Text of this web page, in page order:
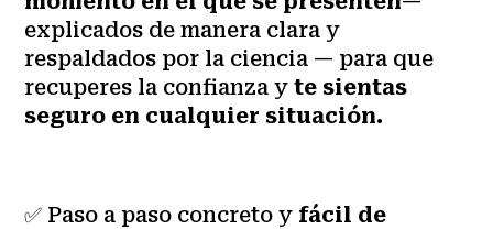
explicados de manera clara y
respaldados por la ciencia — para que
recuperes la confianza yte sientas
seguro en cualquier situación.
✅ Paso a paso concreto y fácil de